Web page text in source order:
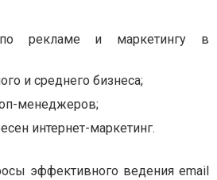
по рекламе и маркетингу в
и среднего бизнеса;
менеджеров;
интернет-маркетинг.
эффективного ведения email